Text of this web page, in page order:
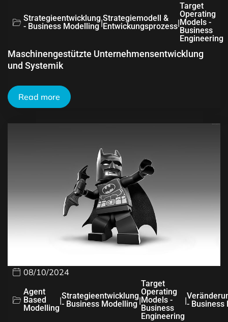
Strategieentwicklung
- Business Modelling |Strategiemodell &
Entwickungsprozess|
Target
Operating
Models -
Business
Engineering
Maschinengestützte Unternehmensentwicklung
und Systemik
Read more
08/10/2024
Agent
Based
Modelling
|Strategieentwicklung
- Business Modelling |
Target
Operating
Models -
Business
Engineering
|- Business